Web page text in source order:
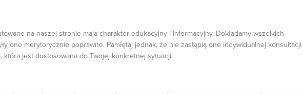
na naszej stronie mają charakter edukacyjny i informacyjny. Dokładamy wszelkich
one merytorycznie poprawne. Pamiętaj jednak, że nie zastąpią one indywidualnej konsultacji
która jest dostosowana do Twojej konkretnej sytuacji.